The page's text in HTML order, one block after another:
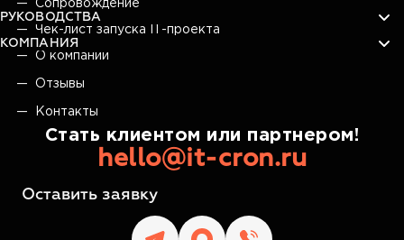
Сопровождение
РУКОВОДСТВА
Чек-лист запуска IT-проекта
КОМПАНИЯ
О компании
Отзывы
Контакты
Стать клиентом или партнером!
hello@it-cron.ru
Оставить заявку